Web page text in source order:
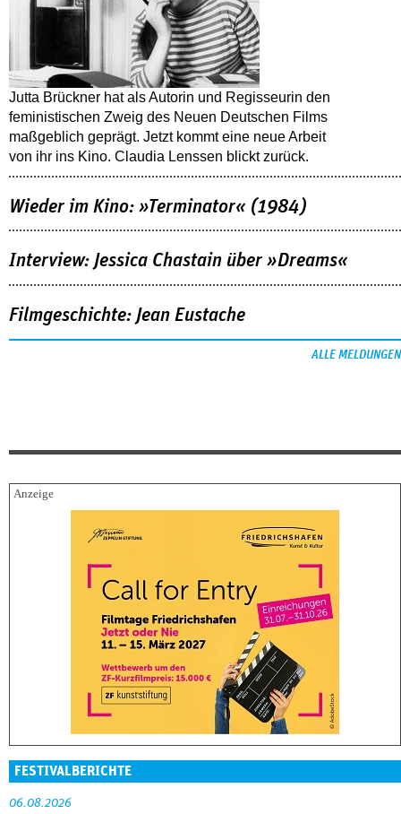
Jutta Brückner hat als Autorin und Regisseurin den
feministischen Zweig des Neuen Deutschen Films
maßgeblich geprägt. Jetzt kommt eine neue Arbeit
von ihr ins Kino. Claudia Lenssen blickt zurück.
Wieder im Kino: »Terminator« (1984)
Interview: Jessica Chastain über »Dreams«
Filmgeschichte: Jean Eustache
ALLE MELDUNGEN
FESTIVALBERICHTE
06.08.2026